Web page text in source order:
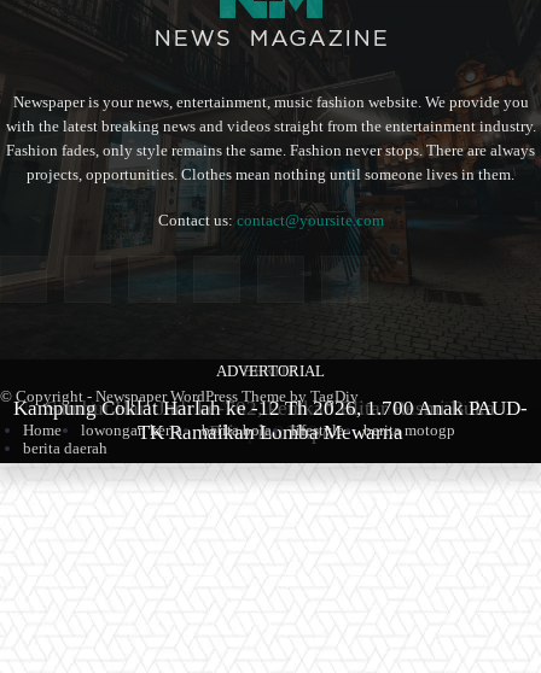
BERITA
Produk Kopi Premium Asal Wonodadi Ramaikan Blitarian
Expo 2026
BERITA
Sambut Hari Jadi ke-702, Pemkab Blitar Resmi Buka
Blitarian Expo
ADVERTORIAL
Kampung Coklat Harlah ke -12 Th 2026, 1.700 Anak PAUD-
TK Ramaikan Lomba Mewarna
Newspaper is your news, entertainment, music fashion website. We provide you
with the latest breaking news and videos straight from the entertainment industry.
Fashion fades, only style remains the same. Fashion never stops. There are always
projects, opportunities. Clothes mean nothing until someone lives in them.
Contact us: contact@yoursite.com
© Copyright - Newspaper WordPress Theme by TagDiv
Home
lowongan kerja berita bola lifestyle
berita motogp
berita daerah